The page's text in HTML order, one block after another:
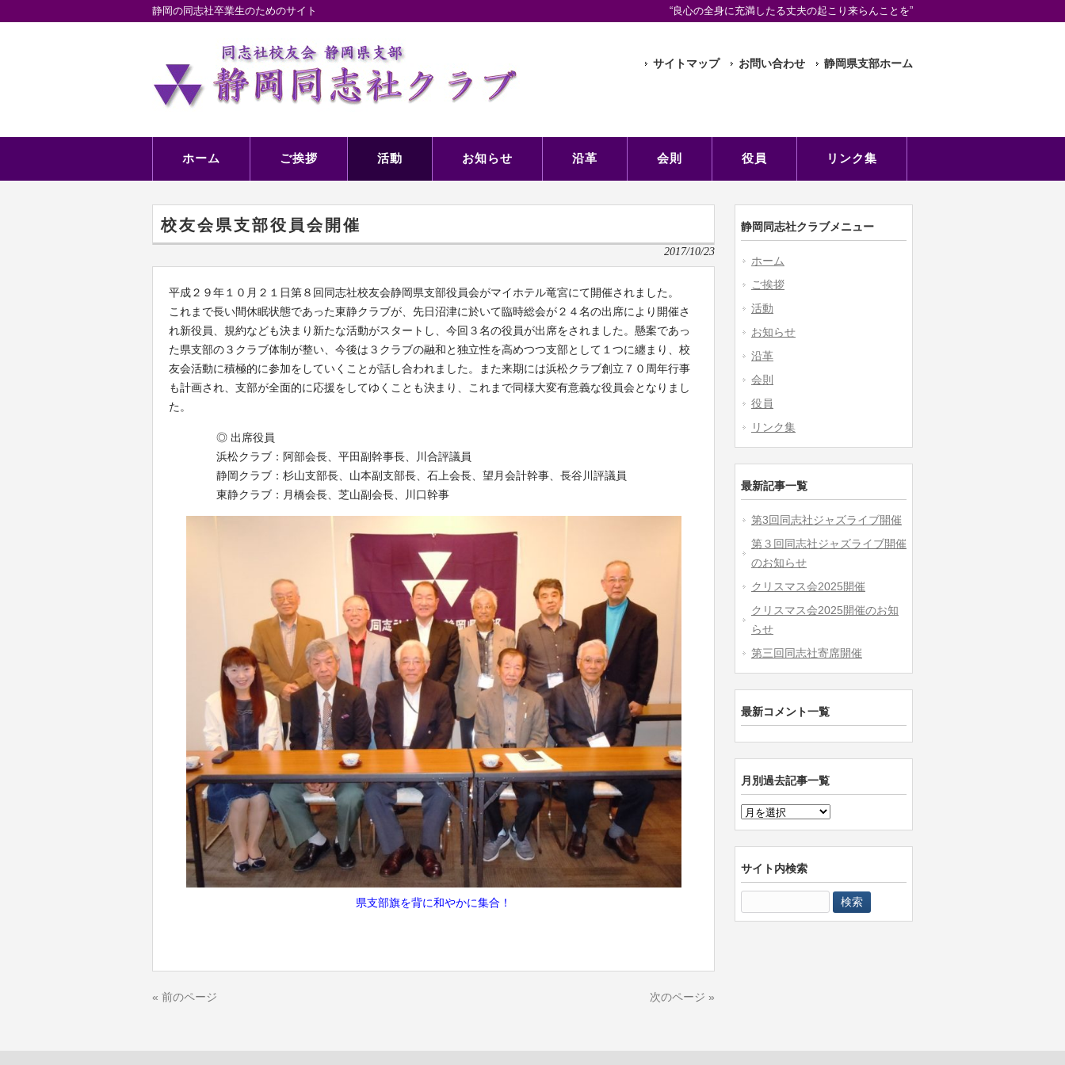
静岡の同志社卒業生のためのサイト “良心の全身に充満したる丈夫の起こり来らんことを”
サイトマップ お問い合わせ 静岡県支部ホーム
ホーム ご挨拶 活動 お知らせ 沿革 会則 役員 リンク集
校友会県支部役員会開催
2017/10/23
平成２９年１０月２１日第８回同志社校友会静岡県支部役員会がマイホテル竜宮にて開催されました。
これまで長い間休眠状態であった東静クラブが、先日沼津に於いて臨時総会が２４名の出席により開催さ
れ新役員、規約なども決まり新たな活動がスタートし、今回３名の役員が出席をされました。懸案であっ
た県支部の３クラブ体制が整い、今後は３クラブの融和と独立性を高めつつ支部として１つに纏まり、校
友会活動に積極的に参加をしていくことが話し合われました。また来期には浜松クラブ創立７０周年行事
も計画され、支部が全面的に応援をしてゆくことも決まり、これまで同様大変有意義な役員会となりまし
た。
◎ 出席役員
浜松クラブ：阿部会長、平田副幹事長、川合評議員
静岡クラブ：杉山支部長、山本副支部長、石上会長、望月会計幹事、長谷川評議員
東静クラブ：月橋会長、芝山副会長、川口幹事
県支部旗を背に和やかに集合！
« 前のページ 次のページ »
静岡同志社クラブメニュー
ホーム
ご挨拶
活動
お知らせ
沿革
会則
役員
リンク集
最新記事一覧
第3回同志社ジャズライブ開催
第３回同志社ジャズライブ開催
のお知らせ
クリスマス会2025開催
クリスマス会2025開催のお知
らせ
第三回同志社寄席開催
最新コメント一覧
月別過去記事一覧
月
別
過
去
一
サイト内検索
索: